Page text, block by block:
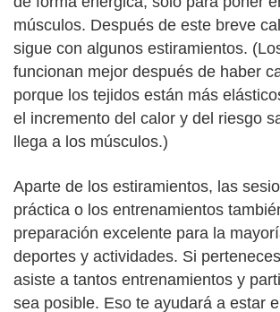
músculos. Después de este breve
sigue con algunos estiramientos.
funcionan mejor después de haber
porque los tejidos están más
el incremento del calor y del riesgo
llega a los músculos.)
Aparte de los estiramientos, las
práctica o los entrenamientos
preparación excelente para la
deportes y actividades. Si
asiste a tantos entrenamientos y
sea posible. Eso te ayudará a estar